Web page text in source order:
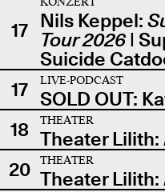
17 Nils Keppel:
Tour 2026|
Suicide
17
LIVE-PODCAST
SOLD OUT:
18
THEATER
Theater Lilith:
20
THEATER
Theater Lilith: